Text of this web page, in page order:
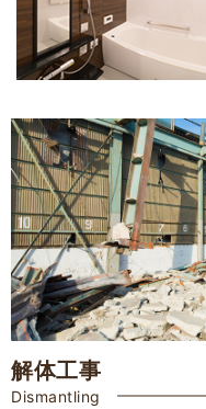
解体工事
Dismantling